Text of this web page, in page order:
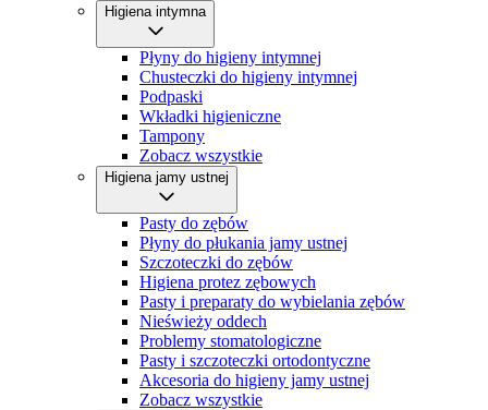
Higiena intymna
Płyny do higieny intymnej
Chusteczki do higieny intymnej
Podpaski
Wkładki higieniczne
Tampony
Zobacz wszystkie
Higiena jamy ustnej
Pasty do zębów
Płyny do płukania jamy ustnej
Szczoteczki do zębów
Higiena protez zębowych
Pasty i preparaty do wybielania zębów
Nieświeży oddech
Problemy stomatologiczne
Pasty i szczoteczki ortodontyczne
Akcesoria do higieny jamy ustnej
Zobacz wszystkie